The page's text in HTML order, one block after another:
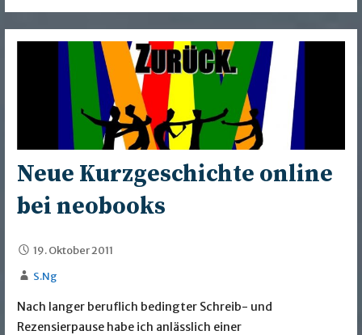
Neue Kurzgeschichte online
bei neobooks
19. Oktober 2011
S.Ng
Nach langer beruflich bedingter Schreib- und
Rezensierpause habe ich anlässlich einer